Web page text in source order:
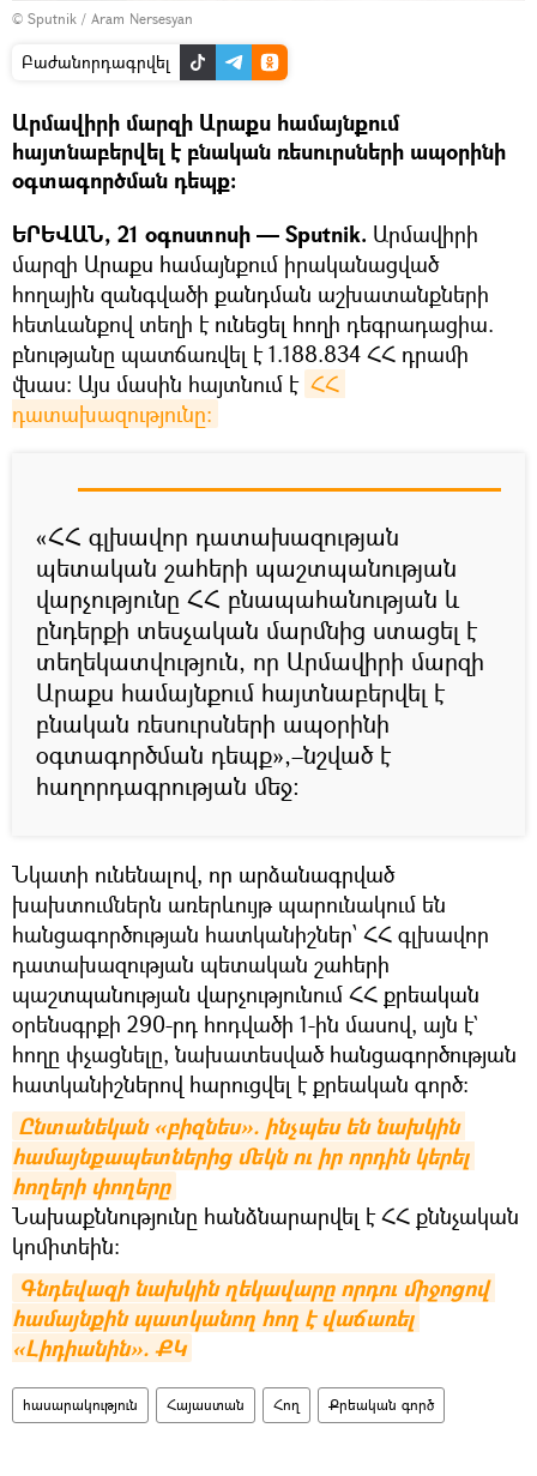
© Sputnik / Aram Nersesyan
Բաժանորդագրվել
Արմավիրի մարզի Արաքս համայնքում
հայտնաբերվել է բնական ռեսուրսների ապօրինի
օգտագործման դեպք։
ԵՐԵՎԱՆ, 21 օգոստոսի — Sputnik. Արմավիրի
մարզի Արաքս համայնքում իրականացված
հողային զանգվածի քանդման աշխատանքների
հետևանքով տեղի է ունեցել հողի դեգրադացիա.
բնությանը պատճառվել է 1.188.834 ՀՀ դրամի
վնաս: Այս մասին հայտնում է ՀՀ
դատախազությունը։
«ՀՀ գլխավոր դատախազության
պետական շահերի պաշտպանության
վարչությունը ՀՀ բնապահանության և
ընդերքի տեսչական մարմնից ստացել է
տեղեկատվություն, որ Արմավիրի մարզի
Արաքս համայնքում հայտնաբերվել է
բնական ռեսուրսների ապօրինի
օգտագործման դեպք»,–նշված է
հաղորդագրության մեջ:
Նկատի ունենալով, որ արձանագրված
խախտումներն առերևույթ պարունակում են
հանցագործության հատկանիշներ՝ ՀՀ գլխավոր
դատախազության պետական շահերի
պաշտպանության վարչությունում ՀՀ քրեական
օրենսգրքի 290-րդ հոդվածի 1-ին մասով, այն է`
հողը փչացնելը, նախատեսված հանցագործության
հատկանիշներով հարուցվել է քրեական գործ:
Ընտանեկան «բիզնես». ինչպես են նախկին
համայնքապետներից մեկն ու իր որդին կերել
հողերի փողերը
Նախաքննությունը հանձնարարվել է ՀՀ քննչական
կոմիտեին:
Գնդեվազի նախկին ղեկավարը որդու միջոցով
համայնքին պատկանող հող է վաճառել
«Լիդիանին». ՔԿ
հասարակություն Հայաստան Հող Քրեական գործ